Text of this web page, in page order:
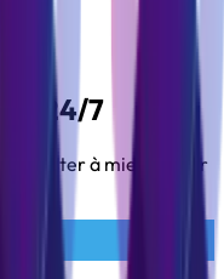
24/7
assister à mieux gérer